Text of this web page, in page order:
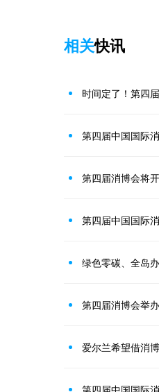
相关快讯
时间定了！第四
第四届中国国际
第四届消博会将
第四届中国国际
绿色零碳、全岛
第四届消博会举
爱尔兰希望借消
第四届中国国际